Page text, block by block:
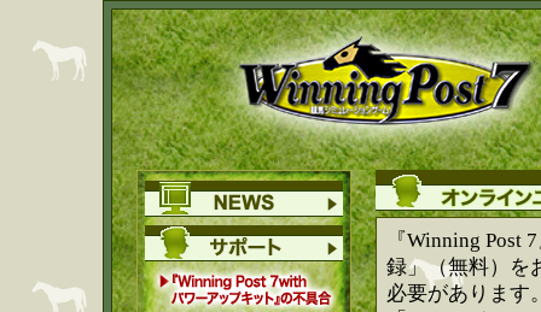
『Winning
録」（無料）を
必要があります